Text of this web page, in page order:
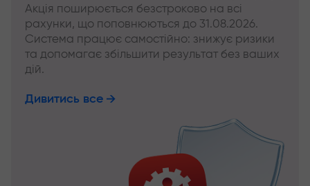
Акція поширюється безстроково на всі
рахунки, що поповнюються до 31.08.2026.
Система працює самостійно: знижує ризики
та допомагає збільшити результат без ваших
дій.
Дивитись все